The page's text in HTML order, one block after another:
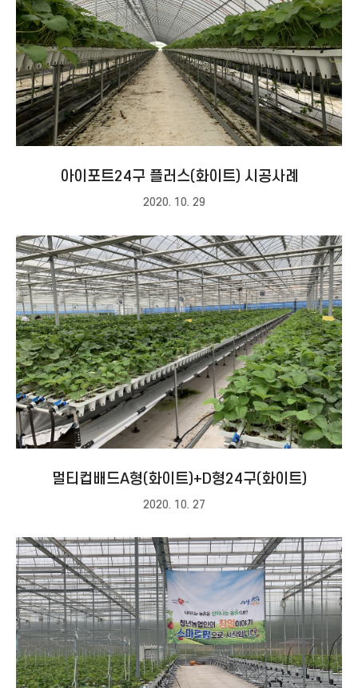
아이포트24구 플러스(화이트) 시공사례
2020. 10. 29
멀티컵배드A형(화이트)+D형24구(화이트)
2020. 10. 27